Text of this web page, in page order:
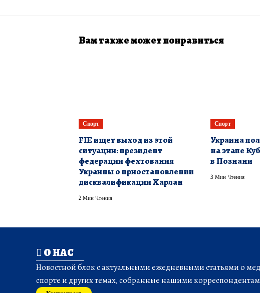
Вам также может понравиться
Спорт
FIE ищет выход из этой
ситуации: президент
федерации фехтования
Украины о приостановлении
дисквалификации Харлан
2 Мин Чтения
Спорт
Украина
на этапе
в Познани
3 Мин Чтения
О НАС
Новостной блок с актуальными ежедневными статьями о
спорте и других темах, собранные нашими